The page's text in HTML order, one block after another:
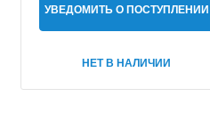
УВЕДОМИТЬ О ПОСТУПЛЕНИИ
НЕТ В НАЛИЧИИ